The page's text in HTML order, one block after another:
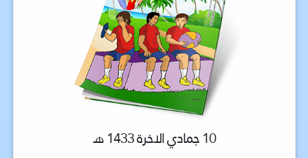
10 جمادي الاخرة 1433 هـ